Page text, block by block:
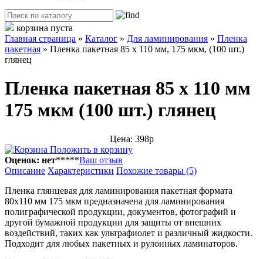
корзина пуста
Главная страница » Каталог » Для ламинирования » Пленка
пакетная » Пленка пакетная 85 х 110 мм, 175 мкм, (100 шт.)
глянец
Пленка пакетная 85 х 110 мм
175 мкм (100 шт.) глянец
Цена: 398р
Положить в корзину
Оценок: нет*****Ваш отзыв
Описание Характеристики Похожие товары (5)
Пленка глянцевая для ламинирования пакетная формата
80х110 мм 175 мкм предназначена для ламинирования
полиграфической продукции, документов, фотографий и
другой бумажной продукции для защиты от внешних
воздействий, таких как ультрафиолет и различный жидкости.
Подходит для любых пакетных и рулонных ламинаторов.